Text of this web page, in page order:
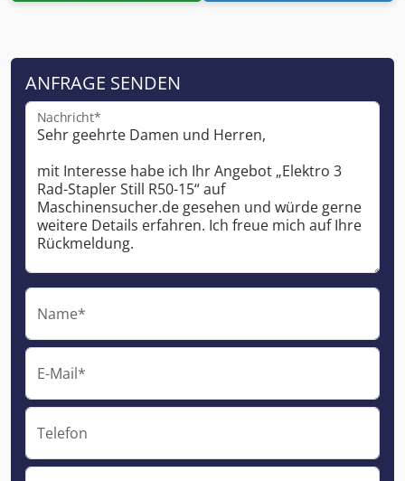
ANFRAGE SENDEN
Nachricht*
Name*
E-Mail*
Telefon